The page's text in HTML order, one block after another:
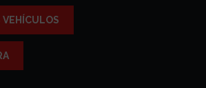
VEHÍCULOS